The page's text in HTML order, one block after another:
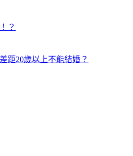
？
距20歲以上不能結婚？